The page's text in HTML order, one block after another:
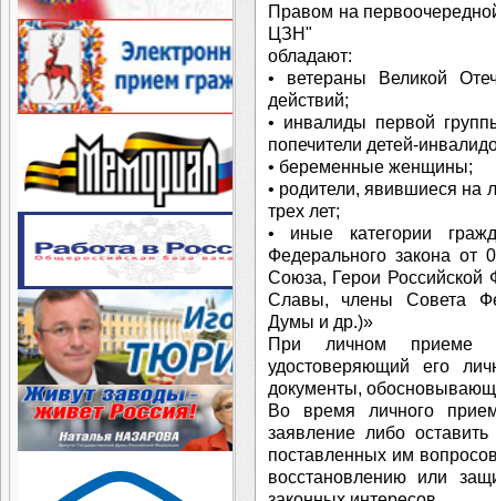
Правом на
ЦЗН"
обладают:
• ветераны Великой
действий;
• инвалиды первой
попечители детей-
• беременные женщины;
• родители, явившиеся на
трех лет;
• иные категории
Федерального закона от
Союза, Герои
Славы, члены Совета
Думы и др.)»
При личном приеме
удостоверяющий его
документы,
Во время личного
заявление либо
поставленных им
восстановлению или